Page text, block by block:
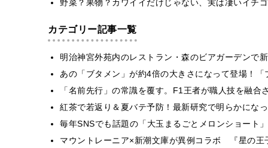
野菜？果物？カワイイだけじゃない、実は凄いイチ
カテゴリー記事一覧
明治神宮外苑内のレストラン・森のビアガーデンで
あの「ブタメン」が約4倍の大きさになって登場！
「名前先行」の常識を覆す。F1王者が職人技を融
紅茶で若返り＆夏バテ予防！最新研究で明らかにな
毎年SNSでも話題の「大玉まるごとメロンショート
マウントレーニア×新潮文庫が異例コラボ 『星の